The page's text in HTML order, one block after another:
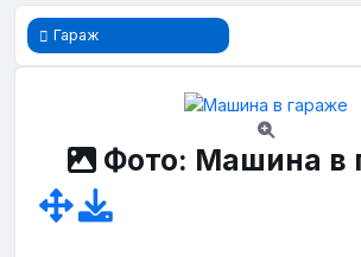
Гараж
Фото: Машина в